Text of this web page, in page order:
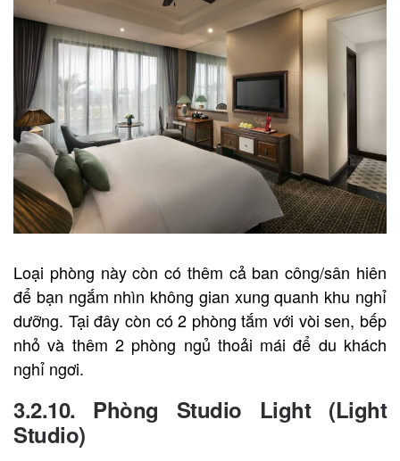
Loại phòng này còn có thêm cả ban công/sân hiên
để bạn ngắm nhìn không gian xung quanh khu nghỉ
dưỡng. Tại đây còn có 2 phòng tắm với vòi sen, bếp
nhỏ và thêm 2 phòng ngủ thoải mái để du khách
nghỉ ngơi.
3.2.10. Phòng Studio Light (Light
Studio)